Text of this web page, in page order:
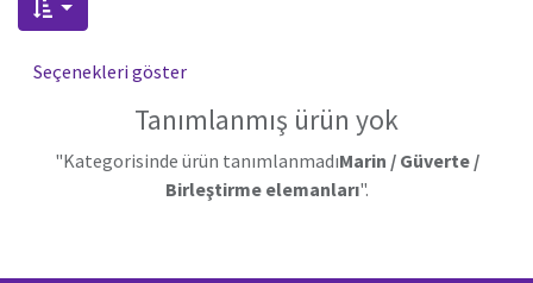
Seçenekleri göster
Tanımlanmış ürün yok
"Kategorisinde ürün tanımlanmadıMarin / Güverte /
Birleştirme elemanları".